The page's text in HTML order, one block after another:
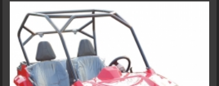
central tipping base further enhance their cargo handling capability.